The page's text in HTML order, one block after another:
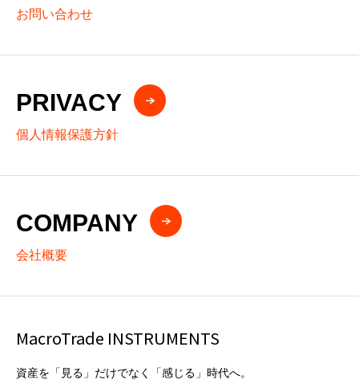
お問い合わせ
PRIVACY
個人情報保護方針
COMPANY
会社概要
MacroTrade INSTRUMENTS
資産を「見る」だけでなく「感じる」時代へ。